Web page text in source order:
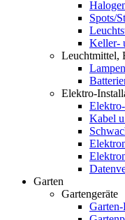
Spots/
Keller-
Leuchtmittel,
Lampen
Elektro-
Kabel
Garten
Gartengeräte